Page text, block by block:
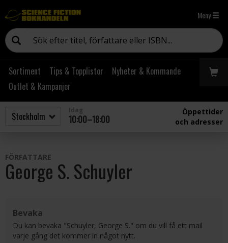
Meny
Sortiment Tips & Topplistor
Nyheter & Kommande
Outlet & Kampanjer
10:00–18:00
Öppettider
och adresser
FÖRFATTARE
George S. Schuyler
Bevaka
Du kan bevaka "Schuyler, George S." om du vill få ett mail
varje gång det kommer in något nytt.